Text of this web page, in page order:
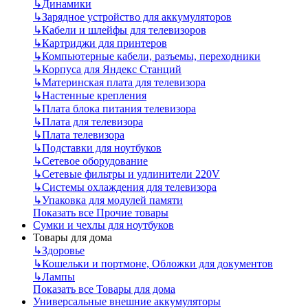
↳Динамики
↳Зарядное устройство для аккумуляторов
↳Кабели и шлейфы для телевизоров
↳Картриджи для принтеров
↳Компьютерные кабели, разъемы, переходники
↳Корпуса для Яндекс Станций
↳Материнская плата для телевизора
↳Настенные крепления
↳Плата блока питания телевизора
↳Плата для телевизора
↳Плата телевизора
↳Подставки для ноутбуков
↳Сетевое оборудование
↳Сетевые фильтры и удлинители 220V
↳Системы охлаждения для телевизора
↳Упаковка для модулей памяти
Показать все Прочие товары
Сумки и чехлы для ноутбуков
Товары для дома
↳Здоровье
↳Кошельки и портмоне, Обложки для документов
↳Лампы
Показать все Товары для дома
Универсальные внешние аккумуляторы